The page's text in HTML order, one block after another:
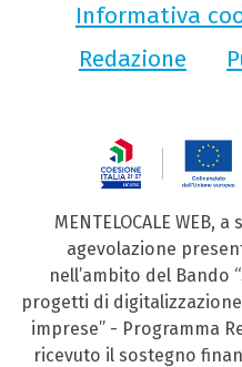
Informativa
Redazione
MENTELOCALE WEB,
agevolazione
nell’ambito del Bando
progetti di
imprese” - Programma
ricevuto il sostegno